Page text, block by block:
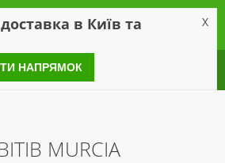
MURCIA
в Київ та X
НАПРЯМОК